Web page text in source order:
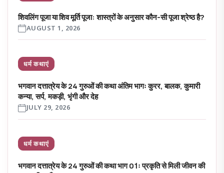
शिवलिंग पूजा या शिव मूर्ति पूजा: शास्त्रों के अनुसार कौन-सी पूजा श्रेष्ठ है?
AUGUST 1, 2026
धर्म कथाएं
भगवान दत्तात्रेय के 24 गुरुओं की कथा अंतिम भागः कुरर, बालक, कुमारी
कन्या, सर्प, मकड़ी, भृंगी और देह
JULY 29, 2026
धर्म कथाएं
भगवान दत्तात्रेय के 24 गुरुओं की कथा भाग 01ः प्रकृति से मिली जीवन की